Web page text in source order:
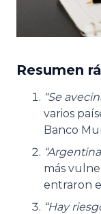
Resumen
“Se
varios
Banco
más
entraron
“Hay